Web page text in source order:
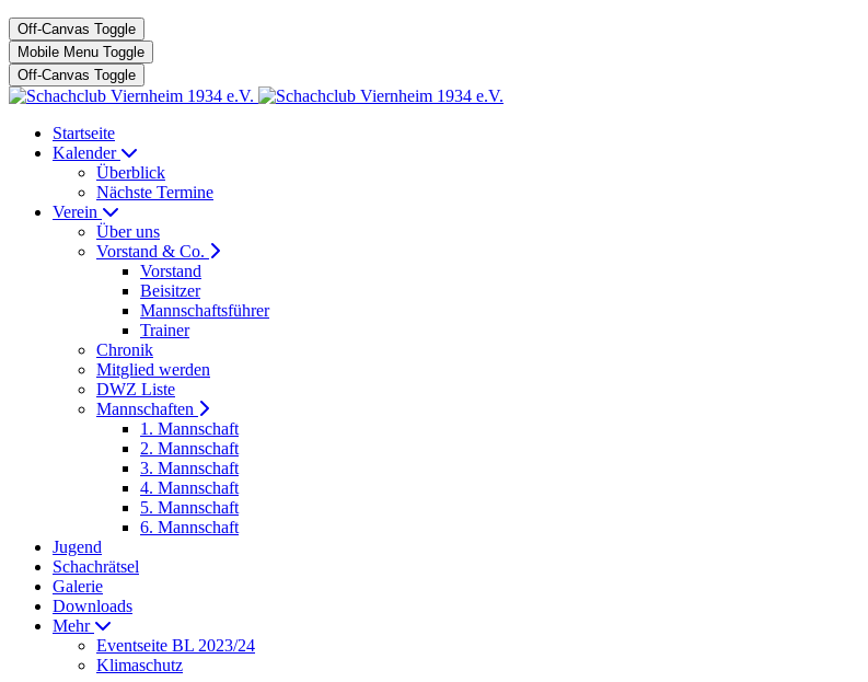
Off-Canvas Toggle
Mobile Menu Toggle
Off-Canvas Toggle
Startseite
Kalender
Überblick
Nächste Termine
Verein
Über uns
Vorstand & Co.
Vorstand
Beisitzer
Mannschaftsführer
Trainer
Chronik
Mitglied werden
DWZ Liste
Mannschaften
1. Mannschaft
2. Mannschaft
3. Mannschaft
4. Mannschaft
5. Mannschaft
6. Mannschaft
Jugend
Schachrätsel
Galerie
Downloads
Mehr
Eventseite BL 2023/24
Klimaschutz